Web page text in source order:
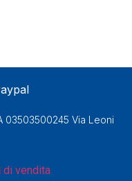
03503500245 Via Leoni
di vendita